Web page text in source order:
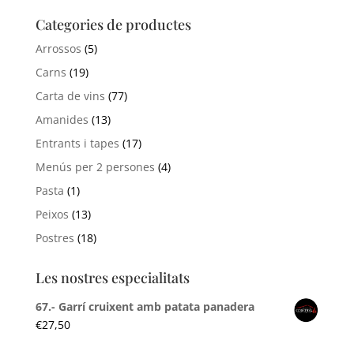
Categories de productes
Arrossos (5)
Carns (19)
Carta de vins (77)
Amanides (13)
Entrants i tapes (17)
Menús per 2 persones (4)
Pasta (1)
Peixos (13)
Postres (18)
Les nostres especialitats
67.- Garrí cruixent amb patata panadera
€27,50